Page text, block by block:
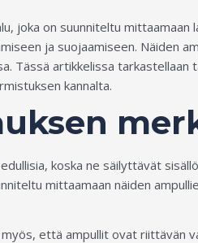
joka on suunniteltu mittaamaan
ja suojaamiseen. Näiden
Tässä artikkelissa
kannalta.
koska ne säilyttävät
mittaamaan näiden
että ampullit ovat riittävän